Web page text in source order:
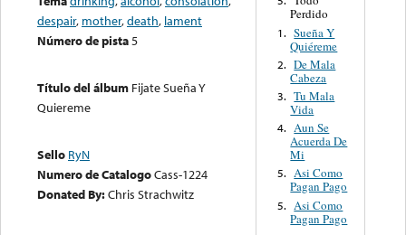
despair, mother,death, lament
Número de pista5
Título del álbum Fijate Sueña Y
Quiereme
Sello RyN
Numero de CatalogoCass-1224
Donated By:Chris Strachwitz
Perdido
1. Sueña Y
Quiéreme
2. De Mala
Cabeza
3. Tu Mala
Vida
4. Aun Se
Acuerda De
Mi
5. Asi Como
Pagan Pago
5. Asi Como
Pagan Pago